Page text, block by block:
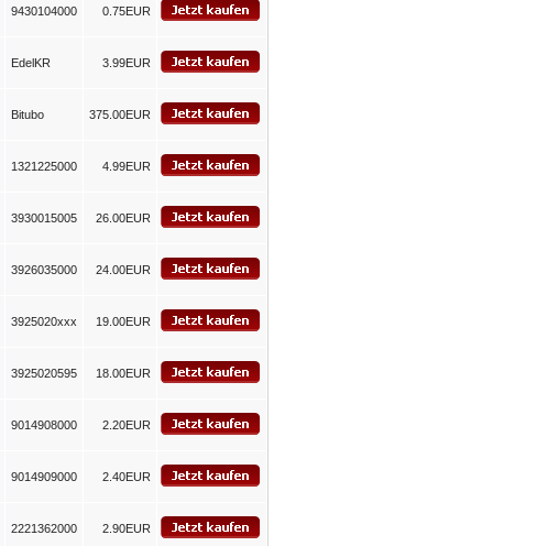
9430104000 0.75EUR
EdelKR 3.99EUR
Bitubo 375.00EUR
1321225000 4.99EUR
3930015005 26.00EUR
3926035000 24.00EUR
3925020xxx 19.00EUR
3925020595 18.00EUR
9014908000 2.20EUR
9014909000 2.40EUR
2221362000 2.90EUR